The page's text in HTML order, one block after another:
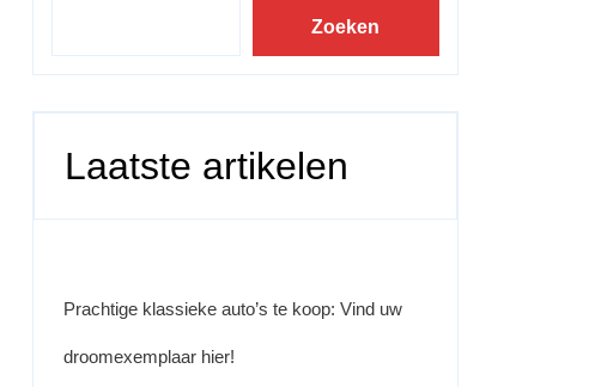
Zoeken
Laatste artikelen
Prachtige klassieke auto’s te koop: Vind uw
droomexemplaar hier!